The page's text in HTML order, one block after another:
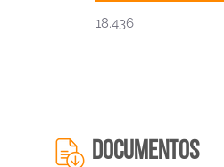
18.436
DOCUMENTOS